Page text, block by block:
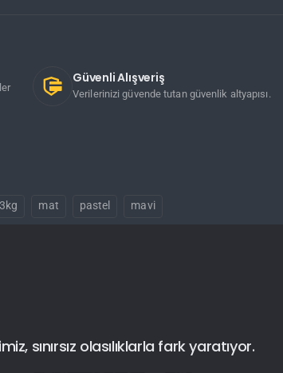
Güvenli Alışveriş
Verilerinizi güvende tutan güvenlik altyapısı.
3kg mat pastel mavi
sınırsız olasılıklarla fark yaratıyor.